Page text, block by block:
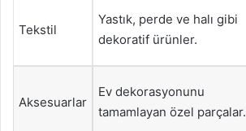
Tekstil
Yastık, perde ve halı gibi
dekoratif ürünler.
Aksesuarlar
Ev dekorasyonunu
tamamlayan özel parçalar.